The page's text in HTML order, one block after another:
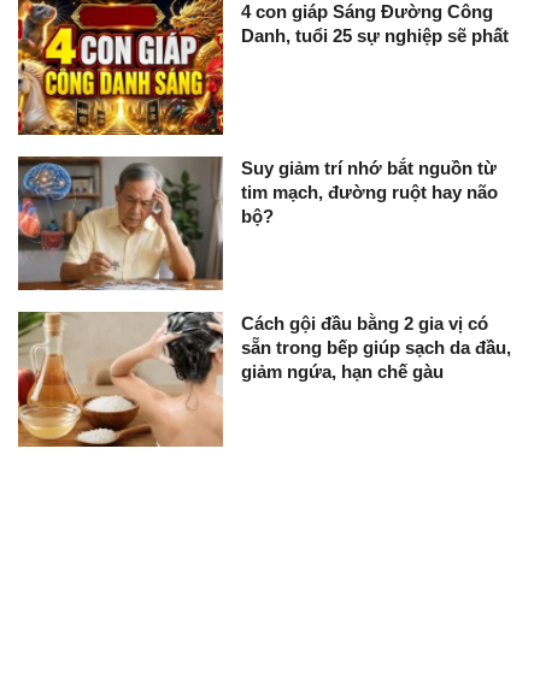
4 con giáp Sáng Đường Công
Danh, tuổi 25 sự nghiệp sẽ phất
Suy giảm trí nhớ bắt nguồn từ
tim mạch, đường ruột hay não
bộ?
Cách gội đầu bằng 2 gia vị có
sẵn trong bếp giúp sạch da đầu,
giảm ngứa, hạn chế gàu